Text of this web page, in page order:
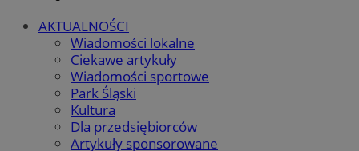
AKTUALNOŚCI
Wiadomości lokalne
Ciekawe artykuły
Wiadomości sportowe
Park Śląski
Kultura
Dla przedsiębiorców
Artykuły sponsorowane